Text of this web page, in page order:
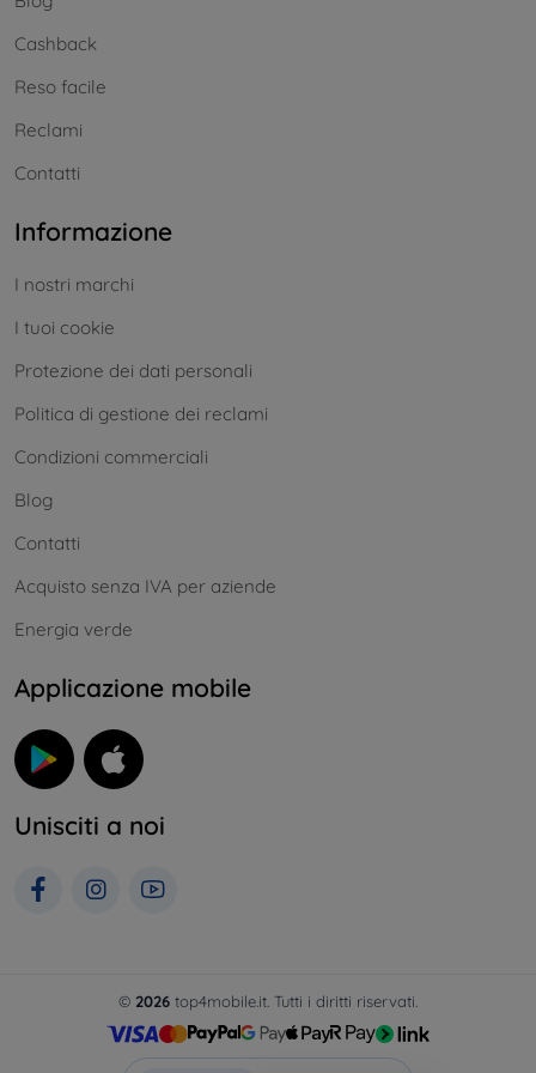
Cashback
Reso facile
Reclami
Contatti
Informazione
I nostri marchi
I tuoi cookie
Protezione dei dati personali
Politica di gestione dei reclami
Condizioni commerciali
Blog
Contatti
Acquisto senza IVA per aziende
Energia verde
Applicazione mobile
Unisciti a noi
© 2026 top4mobile.it. Tutti i diritti riservati.